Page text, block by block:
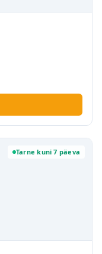
Tarne kuni 7 päeva